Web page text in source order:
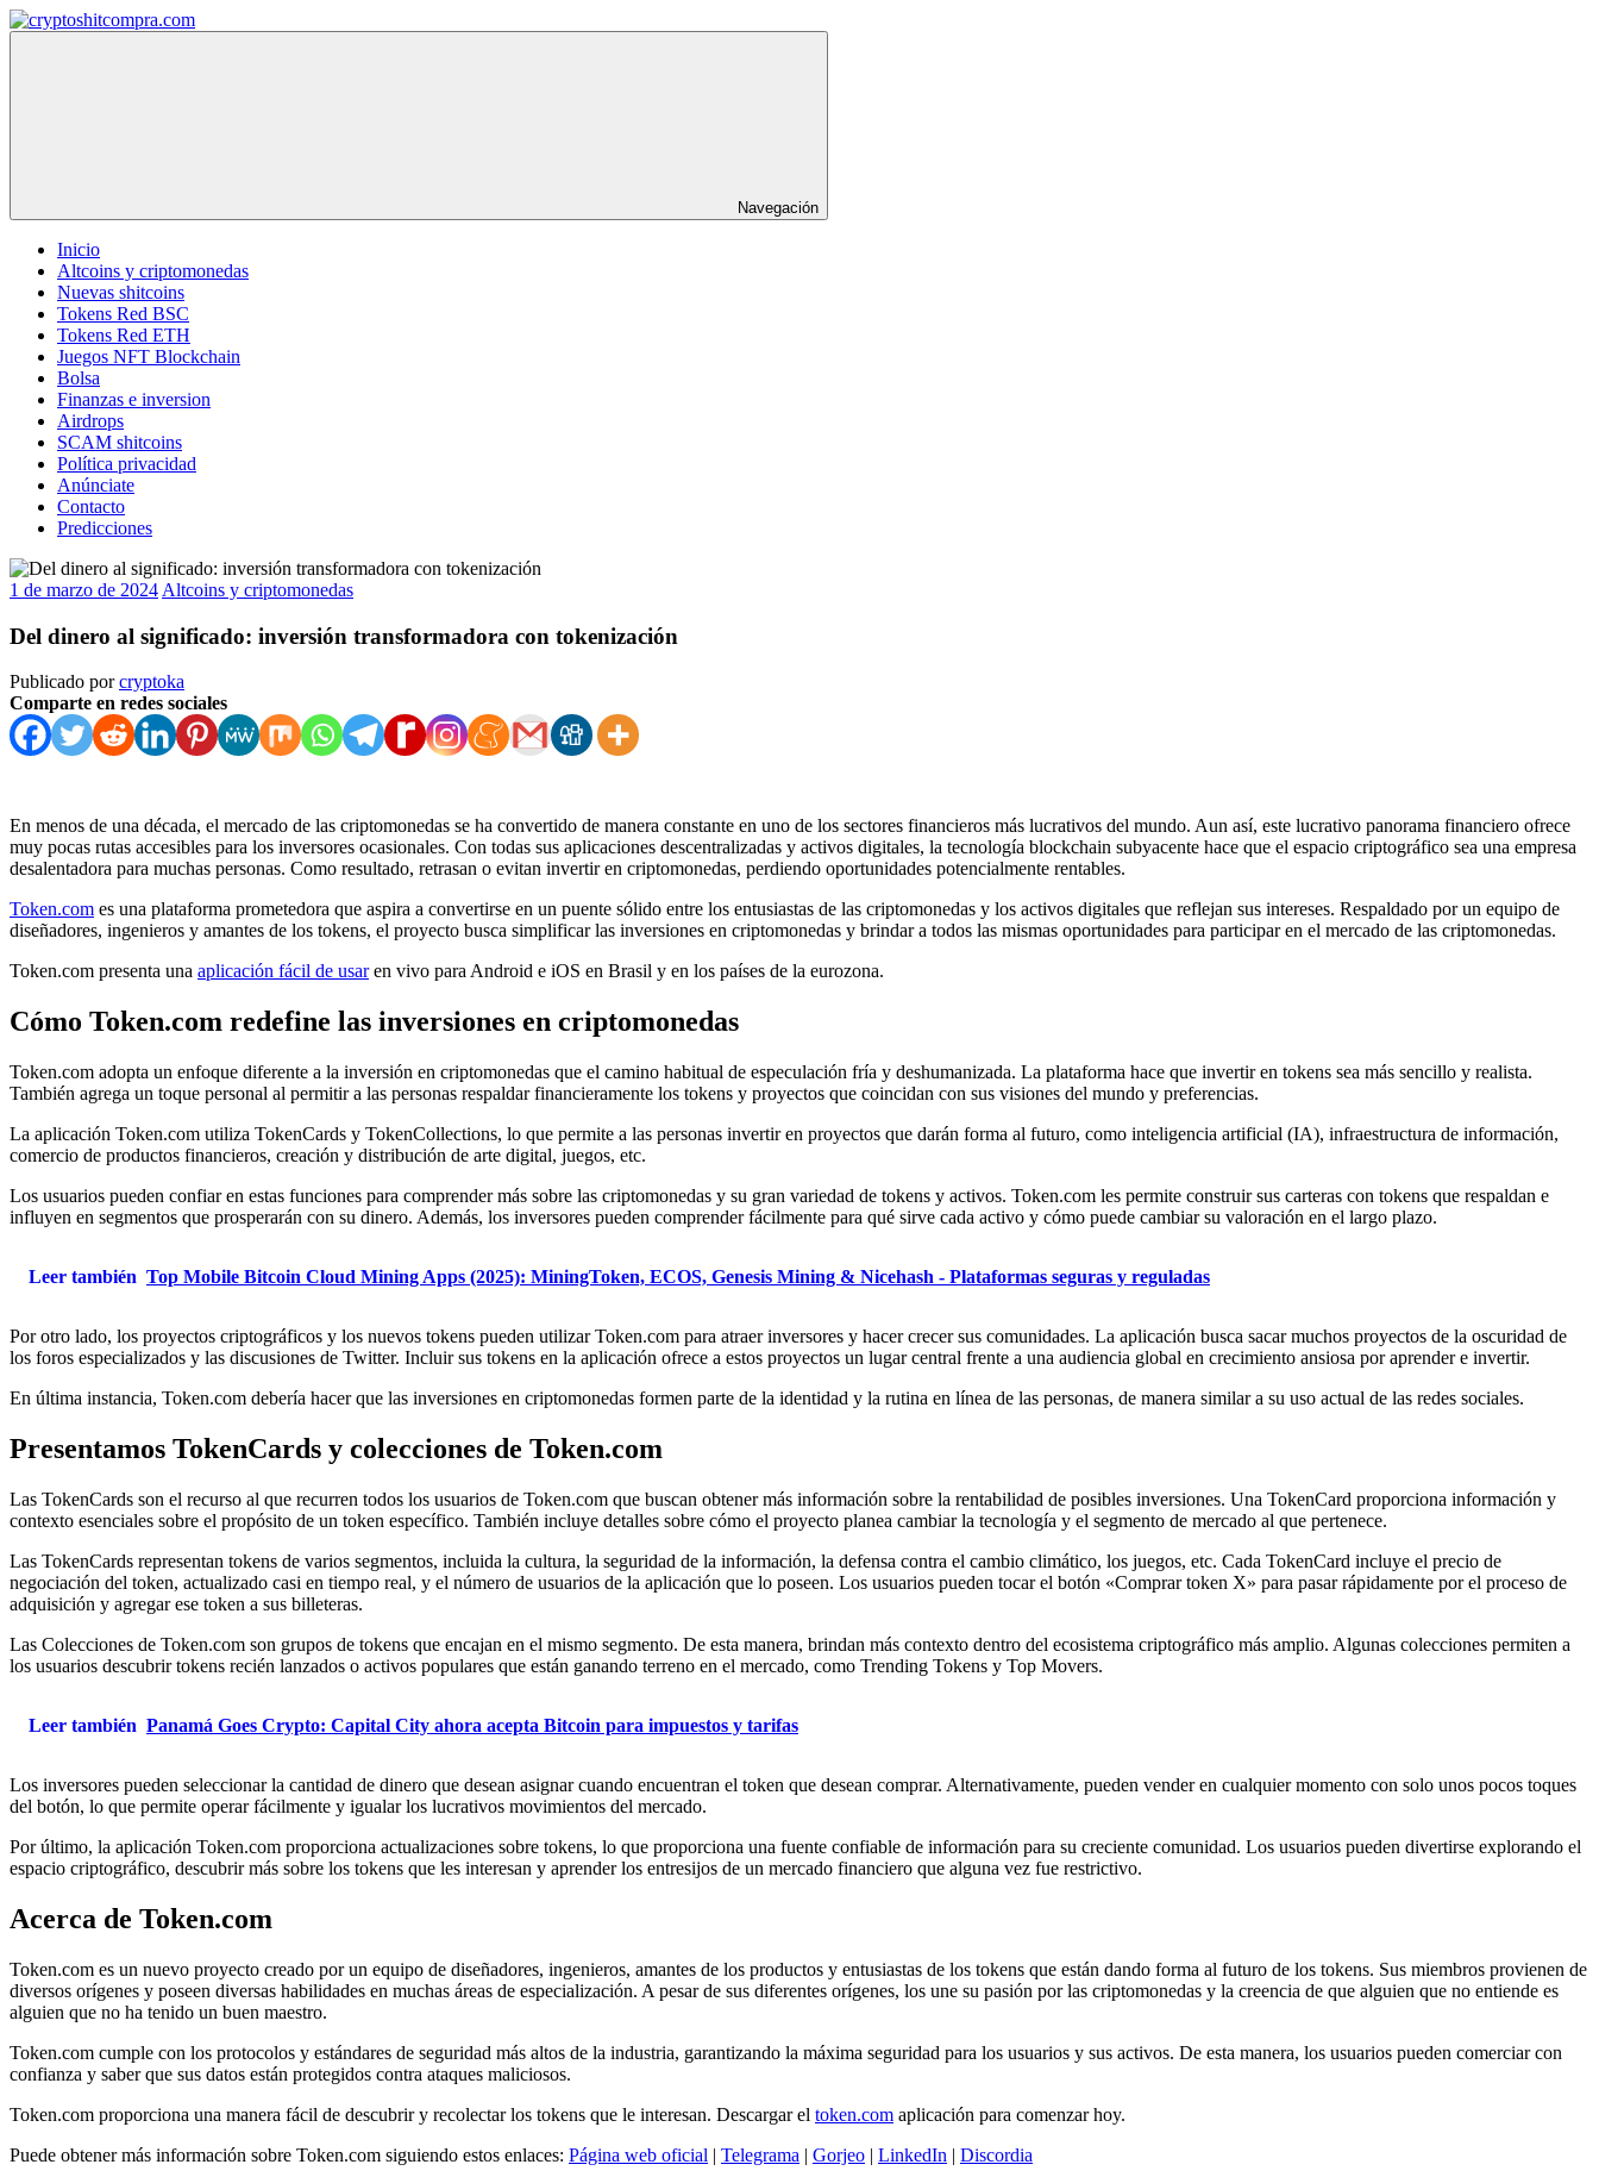
Saltar
al
Navegación
Inicio
Altcoins y criptomonedas
Nuevas shitcoins
Tokens Red BSC
Tokens Red ETH
Juegos NFT Blockchain
Bolsa
Finanzas e inversion
Airdrops
SCAM shitcoins
Política privacidad
Anúnciate
Contacto
Predicciones
1 de marzo de 2024 Altcoins y criptomonedas
Del dinero al significado: inversión transformadora con tokenización
Publicado porcryptoka
Comparte en redes sociales
En menos de una década, el mercado de las criptomonedas se ha convertido de manera constante en uno de los sectores financieros más lucrativos del mundo. Aun así, este lucrativo panorama financiero ofrece
muy pocas rutas accesibles para los inversores ocasionales. Con todas sus aplicaciones descentralizadas y activos digitales, la tecnología blockchain subyacente hace que el espacio criptográfico sea una empresa
desalentadora para muchas personas. Como resultado, retrasan o evitan invertir en criptomonedas, perdiendo oportunidades potencialmente rentables.
Token.com es una plataforma prometedora que aspira a convertirse en un puente sólido entre los entusiastas de las criptomonedas y los activos digitales que reflejan sus intereses. Respaldado por un equipo de
diseñadores, ingenieros y amantes de los tokens, el proyecto busca simplificar las inversiones en criptomonedas y brindar a todos las mismas oportunidades para participar en el mercado de las criptomonedas.
Token.com presenta una aplicación fácil de usaren vivo para Android e iOS en Brasil y en los países de la eurozona.
Cómo Token.com redefine las inversiones en criptomonedas
Token.com adopta un enfoque diferente a la inversión en criptomonedas que el camino habitual de especulación fría y deshumanizada. La plataforma hace que invertir en tokens sea más sencillo y realista.
También agrega un toque personal al permitir a las personas respaldar financieramente los tokens y proyectos que coincidan con sus visiones del mundo y preferencias.
La aplicación Token.com utiliza TokenCards y TokenCollections, lo que permite a las personas invertir en proyectos que darán forma al futuro, como inteligencia artificial (IA), infraestructura de información,
comercio de productos financieros, creación y distribución de arte digital, juegos, etc.
Los usuarios pueden confiar en estas funciones para comprender más sobre las criptomonedas y su gran variedad de tokens y activos. Token.com les permite construir sus carteras con tokens que respaldan e
influyen en segmentos que prosperarán con su dinero. Además, los inversores pueden comprender fácilmente para qué sirve cada activo y cómo puede cambiar su valoración en el largo plazo.
Leer también Top Mobile Bitcoin Cloud Mining Apps (2025): MiningToken, ECOS, Genesis Mining & Nicehash - Plataformas seguras y reguladas
Por otro lado, los proyectos criptográficos y los nuevos tokens pueden utilizar Token.com para atraer inversores y hacer crecer sus comunidades. La aplicación busca sacar muchos proyectos de la oscuridad de
los foros especializados y las discusiones de Twitter. Incluir sus tokens en la aplicación ofrece a estos proyectos un lugar central frente a una audiencia global en crecimiento ansiosa por aprender e invertir.
En última instancia, Token.com debería hacer que las inversiones en criptomonedas formen parte de la identidad y la rutina en línea de las personas, de manera similar a su uso actual de las redes sociales.
Presentamos TokenCards y colecciones de Token.com
Las TokenCards son el recurso al que recurren todos los usuarios de Token.com que buscan obtener más información sobre la rentabilidad de posibles inversiones. Una TokenCard proporciona información y
contexto esenciales sobre el propósito de un token específico. También incluye detalles sobre cómo el proyecto planea cambiar la tecnología y el segmento de mercado al que pertenece.
Las TokenCards representan tokens de varios segmentos, incluida la cultura, la seguridad de la información, la defensa contra el cambio climático, los juegos, etc. Cada TokenCard incluye el precio de
negociación del token, actualizado casi en tiempo real, y el número de usuarios de la aplicación que lo poseen. Los usuarios pueden tocar el botón «Comprar token X» para pasar rápidamente por el proceso de
adquisición y agregar ese token a sus billeteras.
Las Colecciones de Token.com son grupos de tokens que encajan en el mismo segmento. De esta manera, brindan más contexto dentro del ecosistema criptográfico más amplio. Algunas colecciones permiten a
los usuarios descubrir tokens recién lanzados o activos populares que están ganando terreno en el mercado, como Trending Tokens y Top Movers.
Leer también Panamá Goes Crypto: Capital City ahora acepta Bitcoin para impuestos y tarifas
Los inversores pueden seleccionar la cantidad de dinero que desean asignar cuando encuentran el token que desean comprar. Alternativamente, pueden vender en cualquier momento con solo unos pocos toques
del botón, lo que permite operar fácilmente y igualar los lucrativos movimientos del mercado.
Por último, la aplicación Token.com proporciona actualizaciones sobre tokens, lo que proporciona una fuente confiable de información para su creciente comunidad. Los usuarios pueden divertirse explorando el
espacio criptográfico, descubrir más sobre los tokens que les interesan y aprender los entresijos de un mercado financiero que alguna vez fue restrictivo.
Acerca de Token.com
Token.com es un nuevo proyecto creado por un equipo de diseñadores, ingenieros, amantes de los productos y entusiastas de los tokens que están dando forma al futuro de los tokens. Sus miembros provienen de
diversos orígenes y poseen diversas habilidades en muchas áreas de especialización. A pesar de sus diferentes orígenes, los une su pasión por las criptomonedas y la creencia de que alguien que no entiende es
alguien que no ha tenido un buen maestro.
Token.com cumple con los protocolos y estándares de seguridad más altos de la industria, garantizando la máxima seguridad para los usuarios y sus activos. De esta manera, los usuarios pueden comerciar con
confianza y saber que sus datos están protegidos contra ataques maliciosos.
Token.com proporciona una manera fácil de descubrir y recolectar los tokens que le interesan. Descargar el token.com aplicación para comenzar hoy.
Puede obtener más información sobre Token.com siguiendo estos enlaces: Página web oficial | Telegrama | Gorjeo | LinkedIn | Discordia